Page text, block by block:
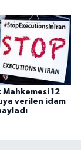
Mahkemesi 12
verilen idam